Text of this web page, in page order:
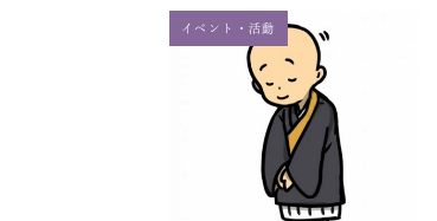
イベント・活動